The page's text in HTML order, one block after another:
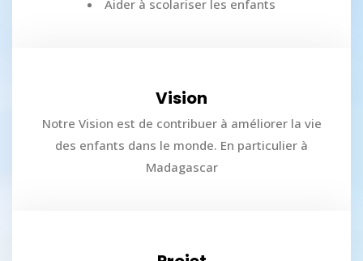
Aider à scolariser les enfants
Vision
Notre Vision est de contribuer à améliorer la vie
des enfants dans le monde. En particulier à
Madagascar